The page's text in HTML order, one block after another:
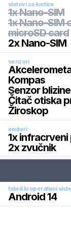
slotovi za kartice
1x Nano-SIM
1x Nano-SIM
microSD card
2x Nano-SIM
senzori
Kompas
Senzor blizine
Čitač otiska
Žiroskop
emiteri
1x
2x zvučnik
fabrički operativni
Android 14